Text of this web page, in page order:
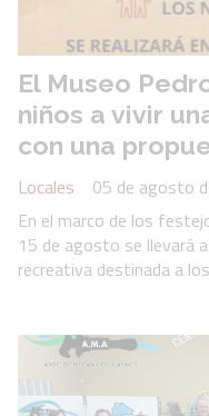
El Museo
niños a vivir
con una
Locales
05 de agosto
En el marco de los
15 de agosto se llevará
recreativa destinada a